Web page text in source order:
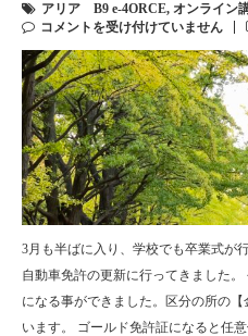
アリア B9 e-4ORCE, オンライン
コメントを受け付けていません
3月も半ばに入り、学校でも卒業式が
自動車免許の更新に行ってきました
になる事ができました。区分の所の
います。 ゴールド免許証になると任